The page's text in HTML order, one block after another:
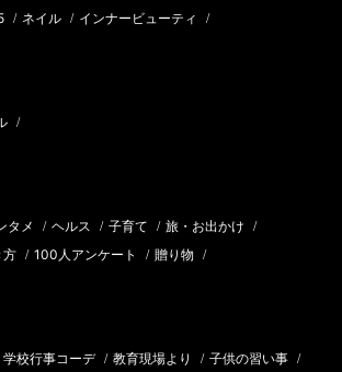
/ ネイル / インナービューティ /
/
タメ / ヘルス / 子育て / 旅・お出かけ /
方 / 100人アンケート / 贈り物 /
学校行事コーデ / 教育現場より / 子供の習い事 /